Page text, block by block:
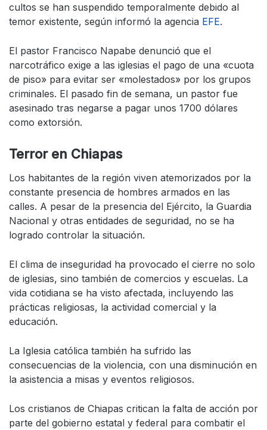
cultos se han suspendido temporalmente debido al
temor existente, según informó la agencia EFE.
El pastor Francisco Napabe denunció que el
narcotráfico exige a las iglesias el pago de una «cuota
de piso» para evitar ser «molestados» por los grupos
criminales. El pasado fin de semana, un pastor fue
asesinado tras negarse a pagar unos 1700 dólares
como extorsión.
Terror en Chiapas
Los habitantes de la región viven atemorizados por la
constante presencia de hombres armados en las
calles. A pesar de la presencia del Ejército, la Guardia
Nacional y otras entidades de seguridad, no se ha
logrado controlar la situación.
El clima de inseguridad ha provocado el cierre no solo
de iglesias, sino también de comercios y escuelas. La
vida cotidiana se ha visto afectada, incluyendo las
prácticas religiosas, la actividad comercial y la
educación.
La Iglesia católica también ha sufrido las
consecuencias de la violencia, con una disminución en
la asistencia a misas y eventos religiosos.
Los cristianos de Chiapas critican la falta de acción por
parte del gobierno estatal y federal para combatir el